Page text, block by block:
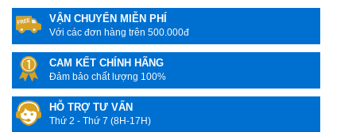
VẬN CHUYỂN MIỄN PHÍ
Với các đơn hàng trên 500.000đ
CAM KẾT CHÍNH HÃNG
Đảm bảo chất lượng 100%
HỖ TRỢ TƯ VẤN
Thứ 2 - Thứ 7 (8H-17H)